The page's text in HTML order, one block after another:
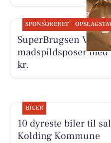
SPONSORERET
SuperBrugsen
madspildsposer
kr.
BILER
10 dyreste biler til
Kolding Kommune